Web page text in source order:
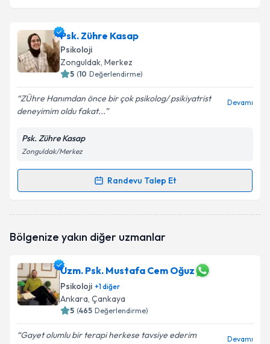
Psk. Zühre Kasap
Psikoloji
Zonguldak, Merkez
5 (10 Değerlendirme)
ZÜhre Hanımdan önce bir çok psikolog/ psikiyatrist
deneyimim oldu fakat...
Devamı
Psk. Zühre Kasap
Zonguldak/Merkez
Randevu Talep Et
Randevu Takvimi Talebi
oluşturun. Size bu uzmandan randevu almanız için bir
E-posta Adresiniz
Kişisel verilerimin işlenmesine ilişkinAydınlatma
Bölgenize yakın diğer uzmanlar
Uzm. Psk. Mustafa Cem Oğuz
Psikoloji +1diğer
Ankara, Çankaya
5 (465 Değerlendirme)
Gayet olumlu bir terapi herkese tavsiye ederim
Devamı